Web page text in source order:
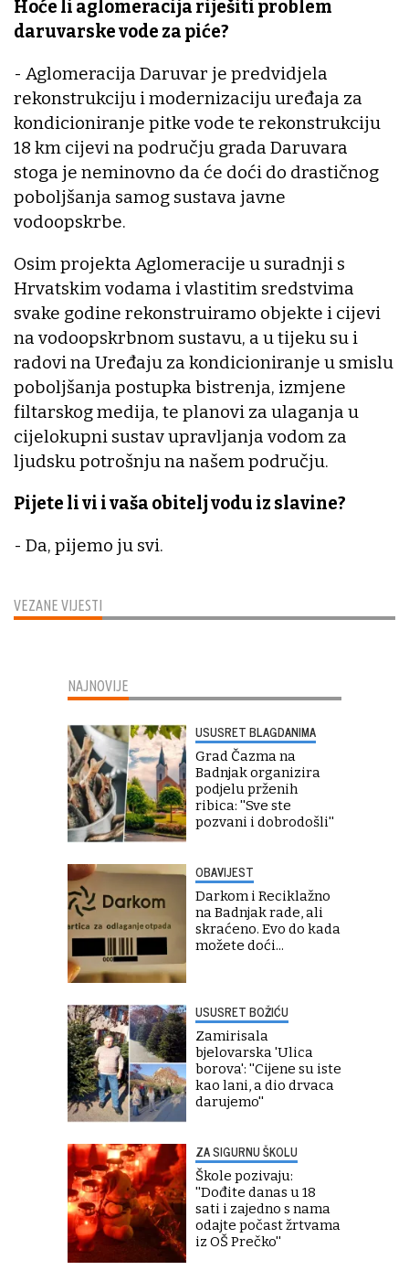
VEZANE VIJESTI
Hoće li aglomeracija riješiti problem
daruvarske vode za piće?
- Aglomeracija Daruvar je predvidjela
rekonstrukciju i modernizaciju uređaja za
kondicioniranje pitke vode te rekonstrukciju
18 km cijevi na području grada Daruvara
stoga je neminovno da će doći do drastičnog
poboljšanja samog sustava javne
vodoopskrbe.
Osim projekta Aglomeracije u suradnji s
Hrvatskim vodama i vlastitim sredstvima
svake godine rekonstruiramo objekte i cijevi
na vodoopskrbnom sustavu, a u tijeku su i
radovi na Uređaju za kondicioniranje u smislu
poboljšanja postupka bistrenja, izmjene
filtarskog medija, te planovi za ulaganja u
cijelokupni sustav upravljanja vodom za
ljudsku potrošnju na našem području.
Pijete li vi i vaša obitelj vodu iz slavine?
- Da, pijemo ju svi.
NAJNOVIJE
USUSRET BLAGDANIMA
Grad Čazma na
Badnjak organizira
podjelu prženih
ribica: ''Sve ste
pozvani i dobrodošli''
OBAVIJEST
Darkom i Reciklažno
na Badnjak rade, ali
skraćeno. Evo do kada
možete doći...
USUSRET BOŽIĆU
Zamirisala
bjelovarska 'Ulica
borova': ''Cijene su iste
kao lani, a dio drvaca
darujemo''
ZA SIGURNU ŠKOLU
Škole pozivaju:
''Dođite danas u 18
sati i zajedno s nama
odajte počast žrtvama
iz OŠ Prečko''